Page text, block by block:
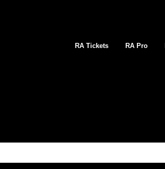
RA Tickets RA Pro